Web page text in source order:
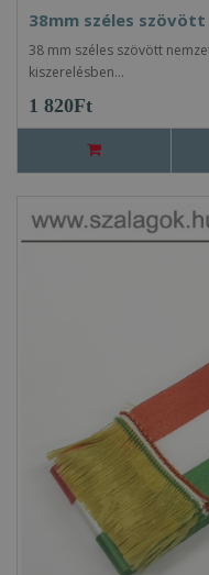
38mm széles
38 mm széles szövött
kiszerelésben...
1 820Ft